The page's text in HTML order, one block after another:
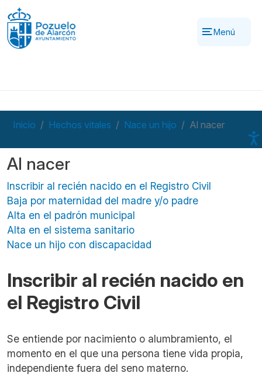
Pasar al contenido principal
Menú
Inicio Hechos vitales Nace un hijo Al nacer
Al nacer
Inscribir al recién nacido en el Registro Civil
Baja por maternidad del madre y/o padre
Alta en el padrón municipal
Alta en el sistema sanitario
Nace un hijo con discapacidad
Inscribir al recién nacido en
el Registro Civil
Se entiende por nacimiento o alumbramiento, el
momento en el que una persona tiene vida propia,
independiente fuera del seno materno.